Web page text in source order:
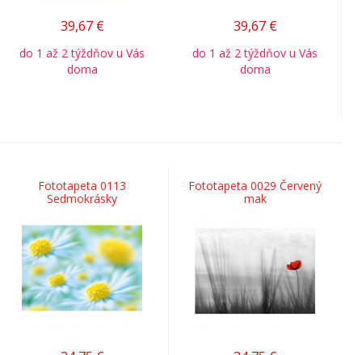
39,67 €
do 1 až 2 týždňov u Vás
doma
39,67 €
do 1 až 2 týždňov u Vás
doma
Fototapeta 0113
Sedmokrásky
Fototapeta 0029 Červený
mak